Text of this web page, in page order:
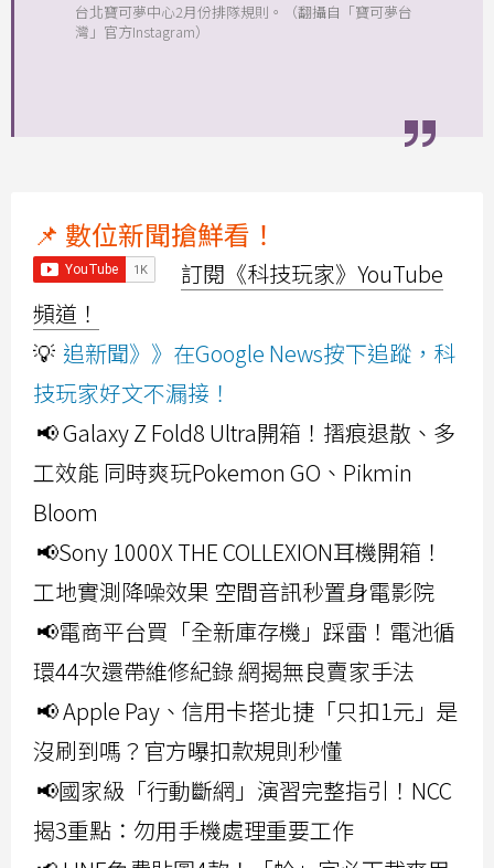
台北寶可夢中心2月份排隊規則。（翻攝自「寶可夢台
灣」官方Instagram）
📌 數位新聞搶鮮看！
訂閱《科技玩家》YouTube
頻道！
💡 追新聞》》在Google News按下追蹤，科
技玩家好文不漏接！
📢 Galaxy Z Fold8 Ultra開箱！摺痕退散、多
工效能 同時爽玩Pokemon GO、Pikmin
Bloom
📢Sony 1000X THE COLLEXION耳機開箱！
工地實測降噪效果 空間音訊秒置身電影院
📢電商平台買「全新庫存機」踩雷！電池循
環44次還帶維修紀錄 網揭無良賣家手法
📢 Apple Pay、信用卡搭北捷「只扣1元」是
沒刷到嗎？官方曝扣款規則秒懂
📢國家級「行動斷網」演習完整指引！NCC
揭3重點：勿用手機處理重要工作